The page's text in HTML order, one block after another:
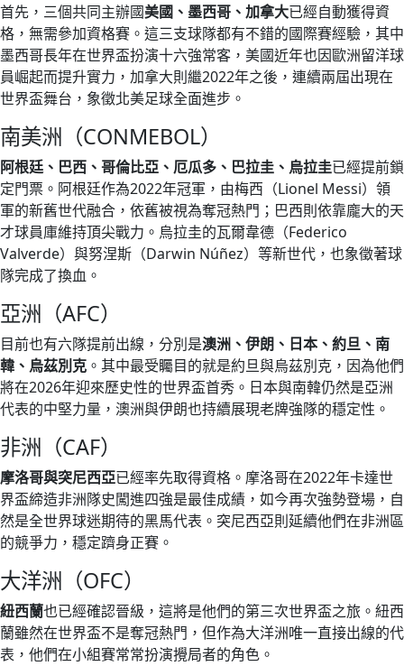
首先，三個共同主辦國美國、墨西哥、加拿大已經自動獲得資
格，無需參加資格賽。這三支球隊都有不錯的國際賽經驗，其中
墨西哥長年在世界盃扮演十六強常客，美國近年也因歐洲留洋球
員崛起而提升實力，加拿大則繼2022年之後，連續兩屆出現在
世界盃舞台，象徵北美足球全面進步。
南美洲（CONMEBOL）
阿根廷、巴西、哥倫比亞、厄瓜多、巴拉圭、烏拉圭已經提前鎖
定門票。阿根廷作為2022年冠軍，由梅西（Lionel Messi）領
軍的新舊世代融合，依舊被視為奪冠熱門；巴西則依靠龐大的天
才球員庫維持頂尖戰力。烏拉圭的瓦爾韋德（Federico
Valverde）與努涅斯（Darwin Núñez）等新世代，也象徵著球
隊完成了換血。
亞洲（AFC）
目前也有六隊提前出線，分別是澳洲、伊朗、日本、約旦、南
韓、烏茲別克 。其中最受矚目的就是約旦與烏茲別克，因為他們
將在2026年迎來歷史性的世界盃首秀。日本與南韓仍然是亞洲
代表的中堅力量，澳洲與伊朗也持續展現老牌強隊的穩定性。
非洲（CAF）
摩洛哥與突尼西亞已經率先取得資格。摩洛哥在2022年卡達世
界盃締造非洲隊史闖進四強是最佳成績，如今再次強勢登場，自
然是全世界球迷期待的黑馬代表。突尼西亞則延續他們在非洲區
的競爭力，穩定躋身正賽。
大洋洲（OFC）
紐西蘭也已經確認晉級，這將是他們的第三次世界盃之旅。紐西
蘭雖然在世界盃不是奪冠熱門，但作為大洋洲唯一直接出線的代
表，他們在小組賽常常扮演攪局者的角色。